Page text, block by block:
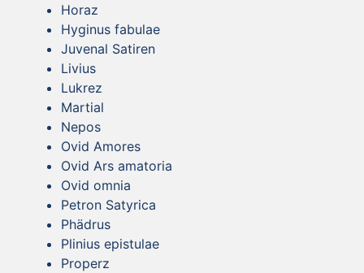
Horaz
Hyginus fabulae
Juvenal Satiren
Livius
Lukrez
Martial
Nepos
Ovid Amores
Ovid Ars amatoria
Ovid omnia
Petron Satyrica
Phädrus
Plinius epistulae
Properz